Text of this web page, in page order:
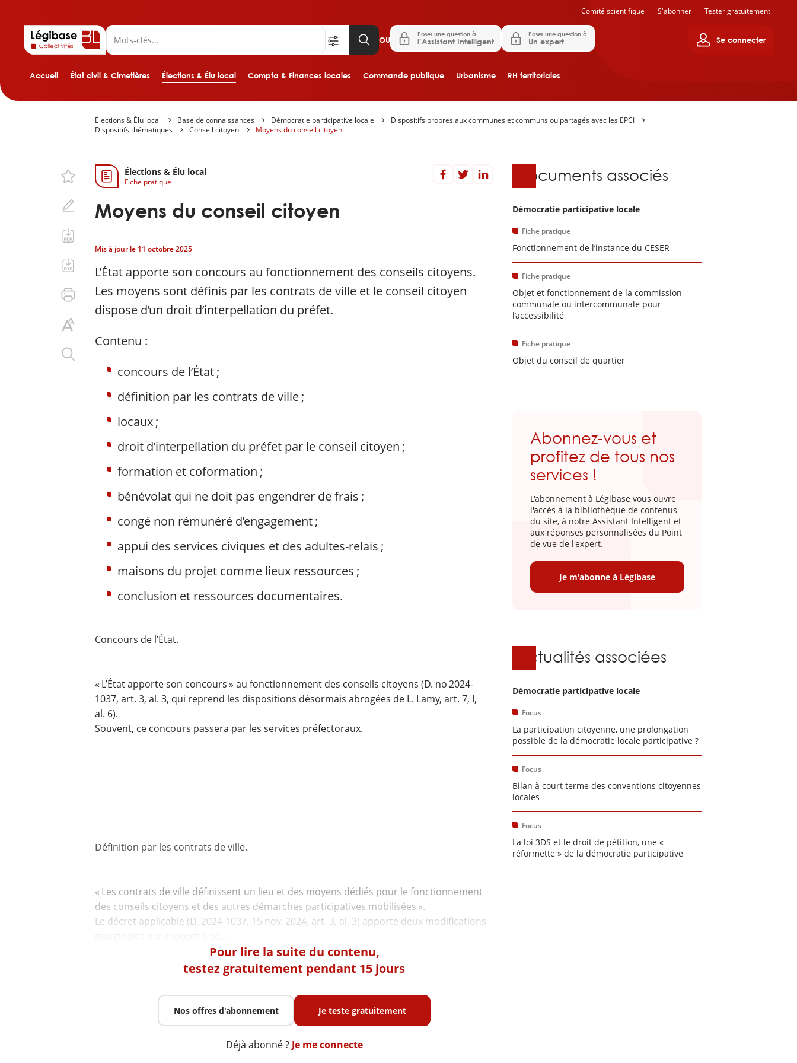
Aller au contenu principal
Accueil État civil & Cimetières Élections & Élu local Compta & Finances locales Commande publique Urbanisme RH territoriales
OU
Poser une question à
l’Assistant Intelligent
Poser une question à
Un expert Se connecter
Comité scientifique S'abonner Tester gratuitement
Élections & Élu local Base de connaissances Démocratie participative locale
Dispositifs propres aux communes et communs ou partagés avec les EPCI
Dispositifs thématiques
Conseil citoyen Moyens du conseil citoyen
Élections & Élu local
Fiche pratique
Moyens du conseil citoyen
Mis à jour le 11 octobre 2025
L’État apporte son concours au fonctionnement des conseils citoyens.
Les moyens sont définis par les contrats de ville et le conseil citoyen
dispose d’un droit d’interpellation du préfet.
Contenu :
concours de l’État ;
définition par les contrats de ville ;
locaux ;
droit d’interpellation du préfet par le conseil citoyen ;
formation et coformation ;
bénévolat qui ne doit pas engendrer de frais ;
congé non rémunéré d’engagement ;
appui des services civiques et des adultes-relais ;
maisons du projet comme lieux ressources ;
conclusion et ressources documentaires.
Concours de l’État.
« L’État apporte son concours » au fonctionnement des conseils citoyens (D. no 2024-
1037, art. 3, al. 3, qui reprend les dispositions désormais abrogées de L. Lamy, art. 7, I,
al. 6).
Souvent, ce concours passera par les services préfectoraux.
Définition par les contrats de ville.
« Les contrats de ville définissent un lieu et des moyens dédiés pour le fonctionnement
des conseils citoyens et des autres démarches participatives mobilisées ».
Le décret applicable (D. 2024-1037, 15 nov. 2024, art. 3, al. 3) apporte deux modifications
Pour lire la suite du contenu,
testez gratuitement pendant 15 jours
Nos offres d'abonnement Je teste gratuitement
Déjà abonné ? Je me connecte
Documents associés
Démocratie participative locale
Fiche pratique
Fonctionnement de l’instance du CESER
Fiche pratique
Objet et fonctionnement de la commission
communale ou intercommunale pour
l’accessibilité
Fiche pratique
Objet du conseil de quartier
Abonnez-vous et
profitez de tous nos
services !
L'abonnement à Légibase vous ouvre
l'accès à la bibliothèque de contenus
du site, à notre Assistant Intelligent et
aux réponses personnalisées du Point
de vue de l'expert.
Je m'abonne à Légibase
Actualités associées
Démocratie participative locale
Focus
La participation citoyenne, une prolongation
possible de la démocratie locale participative ?
Focus
Bilan à court terme des conventions citoyennes
locales
Focus
La loi 3DS et le droit de pétition, une «
réformette » de la démocratie participative